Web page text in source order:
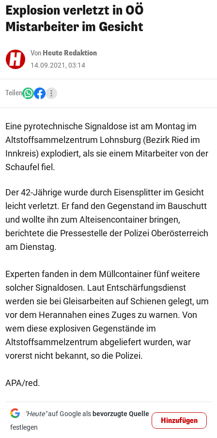
Explosion verletzt in OÖ
Mistarbeiter im Gesicht
Von Heute Redaktion
14.09.2021, 03:14
Teilen
Eine pyrotechnische Signaldose ist am Montag im
Altstoffsammelzentrum Lohnsburg (Bezirk Ried im
Innkreis) explodiert, als sie einem Mitarbeiter von der
Schaufel fiel.
Der 42-Jährige wurde durch Eisensplitter im Gesicht
leicht verletzt. Er fand den Gegenstand im Bauschutt
und wollte ihn zum Alteisencontainer bringen,
berichtete die Pressestelle der Polizei Oberösterreich
am Dienstag.
Experten fanden in dem Müllcontainer fünf weitere
solcher Signaldosen. Laut Entschärfungsdienst
werden sie bei Gleisarbeiten auf Schienen gelegt, um
vor dem Herannahen eines Zuges zu warnen. Von
wem diese explosiven Gegenstände im
Altstoffsammelzentrum abgeliefert wurden, war
vorerst nicht bekannt, so die Polizei.
APA/red.
"Heute"auf Google als bevorzugte Quelle
festlegen
Hinzufügen